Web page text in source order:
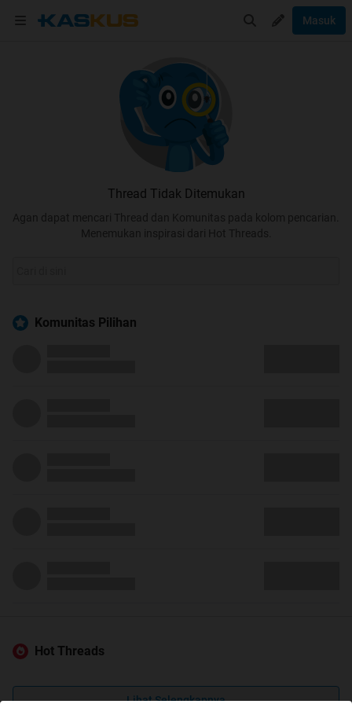
Masuk
Thread Tidak Ditemukan
Agan dapat mencari Thread dan Komunitas pada kolom pencarian.
Menemukan inspirasi dari Hot Threads.
Komunitas Pilihan
Hot Threads
Lihat Selengkapnya